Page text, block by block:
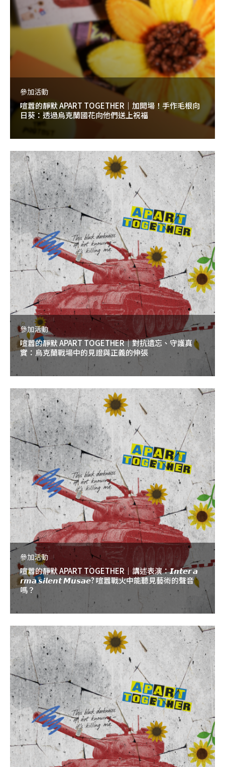
參加活動
喧囂的靜默 APART TOGETHER｜加開場！手作毛根向
日葵：透過烏克蘭國花向他們送上祝福
參加活動
喧囂的靜默 APART TOGETHER｜對抗遺忘、守護真
實：烏克蘭戰場中的見證與正義的伸張
參加活動
喧囂的靜默 APART TOGETHER｜講述表演：𝙄𝙣𝙩𝙚𝙧 𝙖
𝙧𝙢𝙖 𝙨𝙞𝙡𝙚𝙣𝙩 𝙈𝙪𝙨𝙖𝙚? 喧囂戰火中能聽見藝術的聲音
嗎？